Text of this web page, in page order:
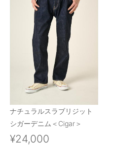
ナチュラルスラブリジット
シガーデニム＜Cigar＞
¥24,000